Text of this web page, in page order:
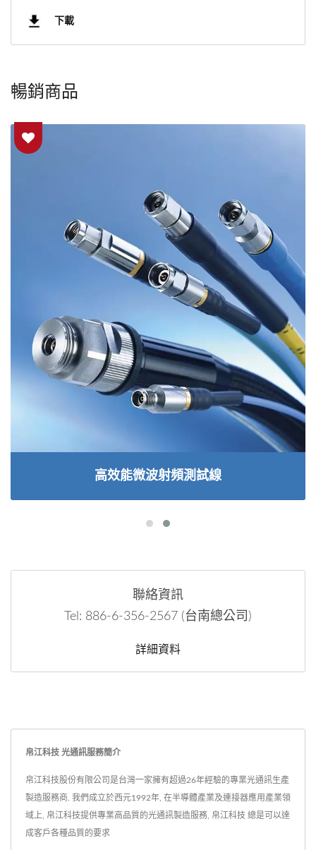
下載
暢銷商品
高效能微波射頻測試線
聯絡資訊
Tel: 886-6-356-2567 (台南總公司)
詳細資料
帛江科技 光通訊服務簡介
帛江科技股份有限公司是台灣一家擁有超過26年經驗的專業光通訊生產
製造服務商. 我們成立於西元1992年, 在半導體產業及連接器應用產業領
域上, 帛江科技提供專業高品質的光通訊製造服務, 帛江科技 總是可以達
成客戶各種品質的要求